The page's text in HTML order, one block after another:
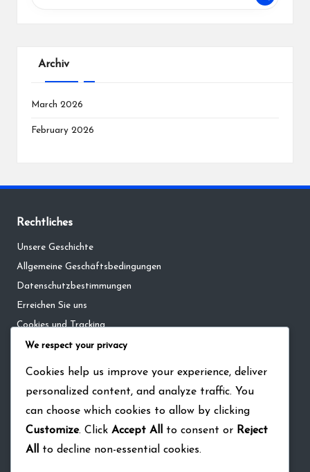
Archiv
March 2026
February 2026
Rechtliches
Unsere Geschichte
Allgemeine Geschäftsbedingungen
Datenschutzbestimmungen
Erreichen Sie uns
Cookies und Tracking
Kategorien
Event-Meilensteinpreise in The Walking Dead: Survivors
Geschenkcodes für The Walking Dead: Survivors
Monatskarten-Boni in The Walking Dead: Survivors
We respect your privacy
Cookies help us improve your experience, deliver
personalized content, and analyze traffic. You
can choose which cookies to allow by clicking
Customize. Click Accept All to consent or Reject
All
to decline non-essential cookies.